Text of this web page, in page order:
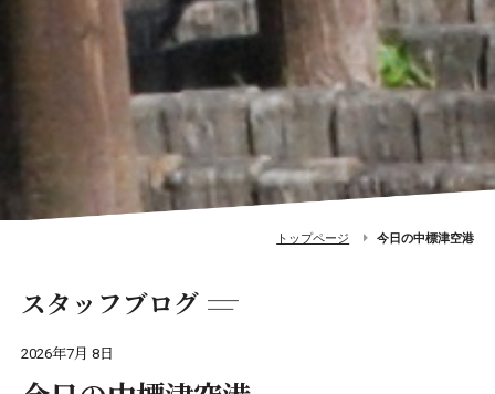
トップページ 今日の中標津空港
スタッフブログ
2026年7月 8日